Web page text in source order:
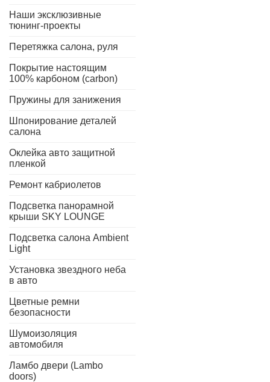
Наши эксклюзивные
тюнинг-проекты
Перетяжка салона, руля
Покрытие настоящим
100% карбоном (carbon)
Пружины для занижения
Шпонирование деталей
салона
Оклейка авто защитной
пленкой
Ремонт кабриолетов
Подсветка панорамной
крыши SKY LOUNGE
Подсветка салона Ambient
Light
Установка звездного неба
в авто
Цветные ремни
безопасности
Шумоизоляция
автомобиля
Ламбо двери (Lambo
doors)